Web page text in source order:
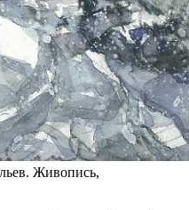
Живопись,